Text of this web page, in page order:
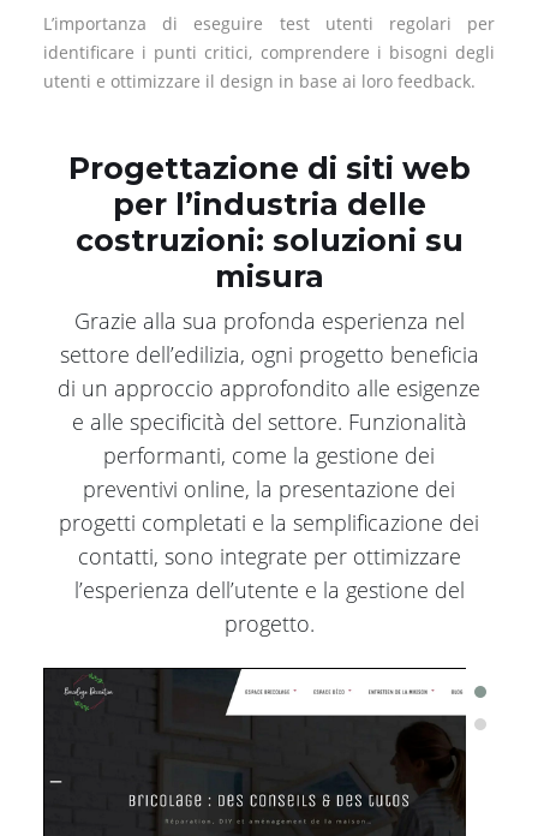
L’importanza di eseguire test utenti regolari per
identificare i punti critici, comprendere i bisogni degli
utenti e ottimizzare il design in base ai loro feedback.
Progettazione di siti web
per l’industria delle
costruzioni: soluzioni su
misura
Grazie alla sua profonda esperienza nel
settore dell’edilizia, ogni progetto beneficia
di un approccio approfondito alle esigenze
e alle specificità del settore. Funzionalità
performanti, come la gestione dei
preventivi online, la presentazione dei
progetti completati e la semplificazione dei
contatti, sono integrate per ottimizzare
l’esperienza dell’utente e la gestione del
progetto.